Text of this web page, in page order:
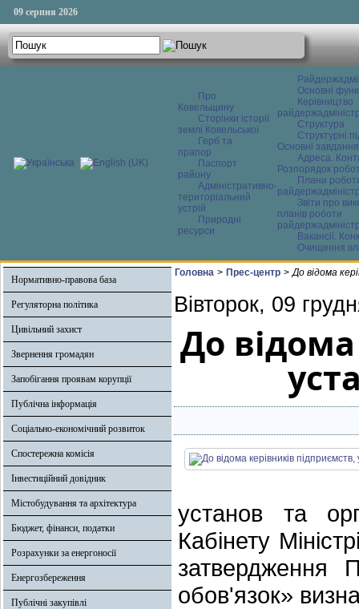
09 серпня 2026
Про
Ковельщину
Сторінки історії
землі Ковельської
Герб та
прапор
Паспорт
району
Адміністративно-
територіальний
устрій
Природні
ресурси
Основні
Керівництво
Структура
Структурні
Основні завдання
Адреса.
Розпорядок
Плани
Звіти про
планів роботи
Вакансії.
Очищення
Нормативно-правова база
Регуляторна політика
Цивільний захист
Звернення громадян
Запобігання проявам корупції
Публічна інформація
Соціально-економічний розвиток
Спостережна комісія
Інвестиційний довідник
Містобудування та архітектура
Бюджет, фінанси, податки
Розрахунки за енергоносії
Енергозбереження
Публічні закупівлі
Головна > Прес-центр > До відома
Вівторок, 09
До
установ та
Кабінету
затвердження
обов'язок»